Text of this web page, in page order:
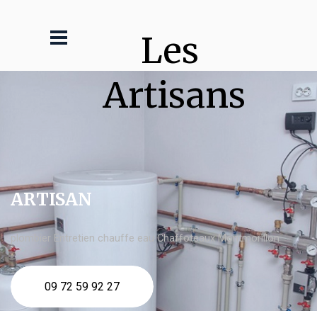
Les
Artisans
ARTISAN
plombier Entretien chauffe eau Chaffoteaux Montmorillon
09 72 59 92 27